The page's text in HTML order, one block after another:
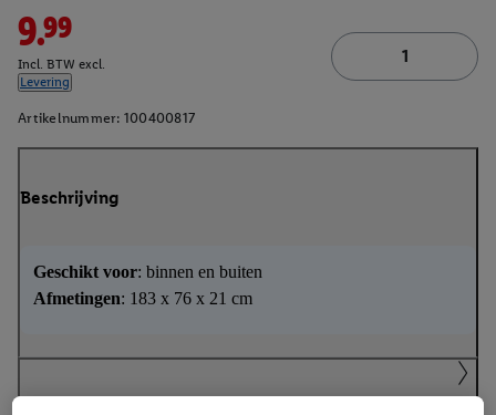
9.99
Incl. BTW excl.
Levering
Artikelnummer: 100400817
Beschrijving
Geschikt voor: binnen en buiten
Afmetingen: 183 x 76 x 21 cm